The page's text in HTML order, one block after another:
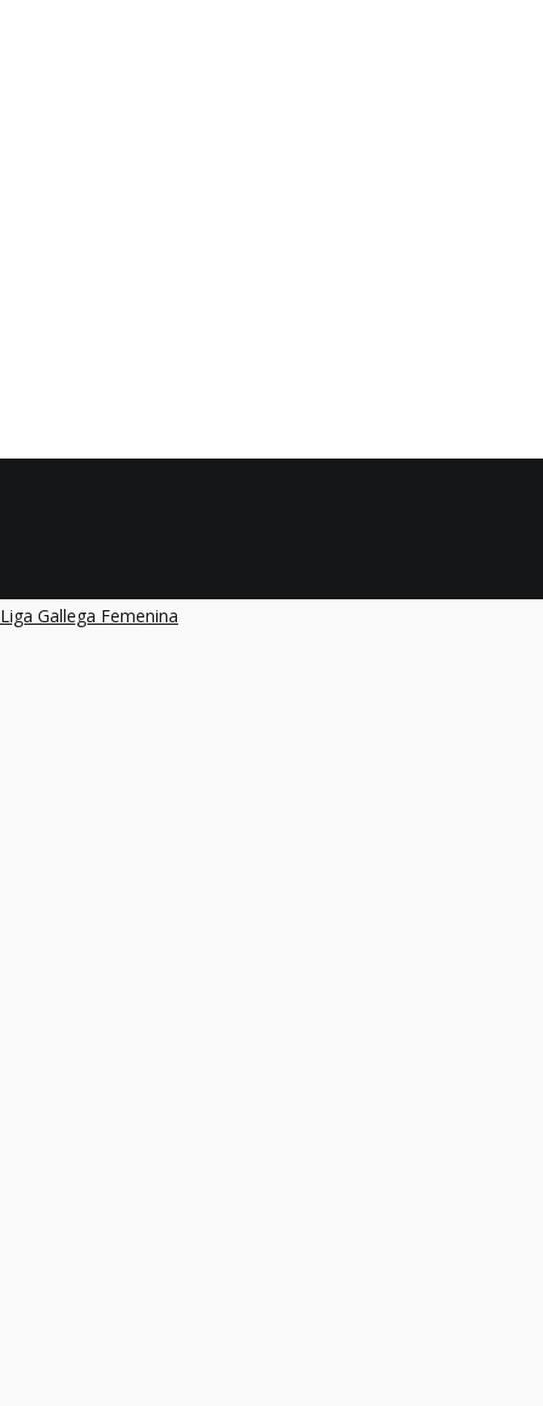
2016
Liga Gallega Femenina